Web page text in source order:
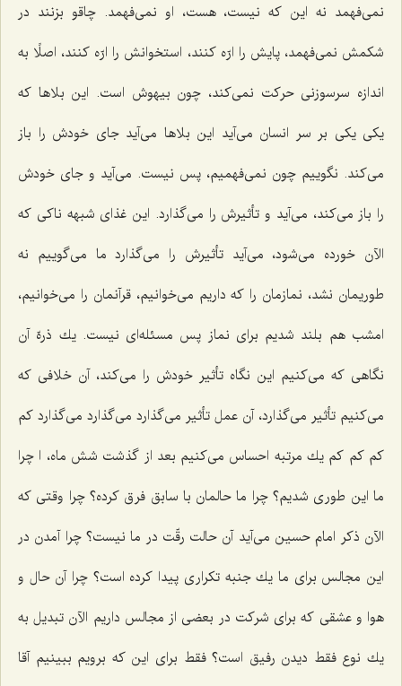
نمی‌فهمد نه این كه نیست، هست، او نمی‌فهمد. چاقو بزنند در
شكمش نمی‌فهمد، پایش را ارّه كنند، استخوانش را ارّه كنند، اصلًا به
اندازه سرسوزنی حركت نمی‌كند، چون بیهوش است. این بلاها كه
یكی یكی بر سر انسان می‌آید این بلاها می‌آید جای خودش را باز
می‌كند. نگوییم چون نمی‌فهمیم، پس نیست. می‌آید و جای خودش
را باز می‌كند، می‌آید و تأثیرش را می‌گذارد. این غذای شبهه ناكی كه
الآن خورده می‌شود، می‌آید تأثیرش را می‌گذارد ما می‌گوییم نه
طوریمان نشد، نمازمان را كه داریم می‌خوانیم، قرآنمان را می‌خوانیم،
امشب هم بلند شدیم برای نماز پس مسئله‌ای نیست. یك ذرهّ آن
نگاهی كه می‌كنیم این نگاه تأثیر خودش را می‌كند، آن خلافی كه
می‌كنیم تأثیر می‌گذارد، آن عمل تأثیر می‌گذارد می‌گذارد می‌گذارد كم
كم كم كم یك مرتبه احساس می‌كنیم بعد از گذشت شش ماه، ا چرا
ما این طوری شدیم؟ چرا ما حالمان با سابق فرق كرده؟ چرا وقتی كه
الآن ذكر امام حسین می‌آید آن حالت رقّت در ما نیست؟ چرا آمدن در
این مجالس برای ما یك جنبه تكراری پیدا كرده است؟ چرا آن حال و
هوا و عشقی كه برای شركت در بعضی از مجالس داریم الآن تبدیل به
یك نوع فقط دیدن رفیق است؟ فقط برای این كه برویم ببینیم آقا